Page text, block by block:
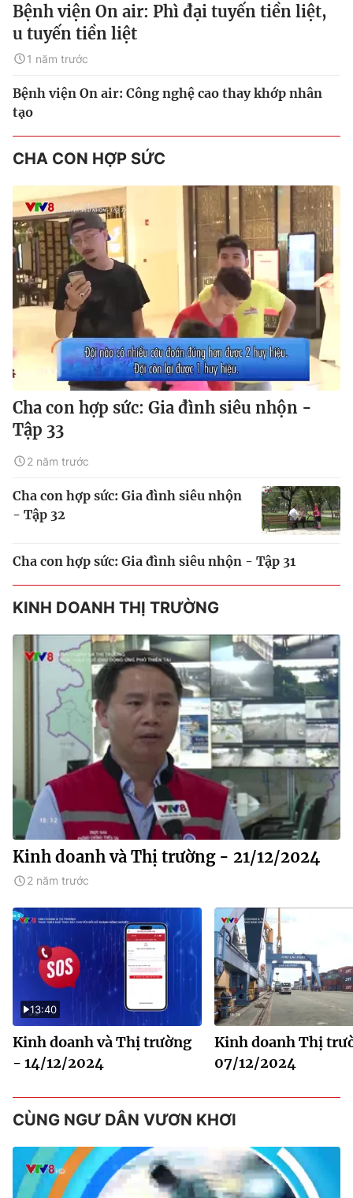
Bệnh viện On air: Phì đại tuyến tiền liệt,
u tuyến tiền liệt
1 năm trước
Bệnh viện On air: Công nghệ cao thay khớp nhân
tạo
CHA CON HỢP SỨC
Cha con hợp sức: Gia đình siêu nhộn -
Tập 33
2 năm trước
Cha con hợp sức: Gia đình siêu nhộn
- Tập 32
Cha con hợp sức: Gia đình siêu nhộn - Tập 31
KINH DOANH THỊ TRƯỜNG
Kinh doanh và Thị trường - 21/12/2024
2 năm trước
13:40
Kinh doanh và Thị trường
- 14/12/2024
Kinh doanh Thị
07/12/2024
CÙNG NGƯ DÂN VƯƠN KHƠI